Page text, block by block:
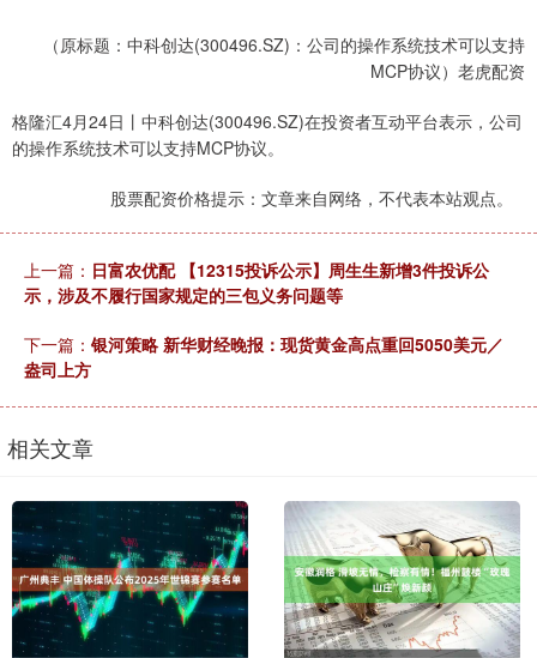
（原标题：中科创达(300496.SZ)：公司的操作系统技术可以支持
MCP协议）老虎配资
格隆汇4月24日丨中科创达(300496.SZ)在投资者互动平台表示，公司
的操作系统技术可以支持MCP协议。
股票配资价格提示：文章来自网络，不代表本站观点。
上一篇： 日富农优配 【12315投诉公示】周生生新增3件投诉公
示，涉及不履行国家规定的三包义务问题等
下一篇： 银河策略 新华财经晚报：现货黄金高点重回5050美元／
盎司上方
相关文章